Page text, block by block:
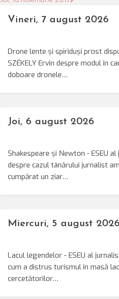
navigáció
Vineri, 7 august 2026
Drone lente și spiriduși prost
SZÉKELY Ervin despre modul în
doboare dronele…
Joi, 6 august 2026
Shakespeare și Newton - ESEU
despre cazul tânărului jurnalist
cumpărat un ziar…
Miercuri, 5 august 2026
Lacul legendelor - ESEU al
cum a distrus turismul în masă
cercetătorilor…